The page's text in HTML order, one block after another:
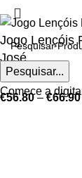
Pesquisar...
Comece a
Jogo Lençóis
José
€56.80 – €66.90